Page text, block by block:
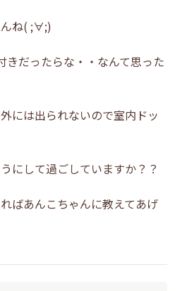
んね( ;∀;)
きだったらな・・なんて思った
には出られないので室内ドッ
にして過ごしていますか？？
ばあんこちゃんに教えてあげ